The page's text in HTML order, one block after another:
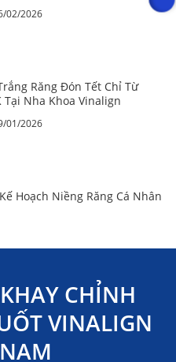
02/2026
Răng Đón Tết Chỉ Từ
Tại Nha Khoa Vinalign
01/2026
Hoạch Niềng Răng Cá Nhân
CHỈNH
VINALIGN